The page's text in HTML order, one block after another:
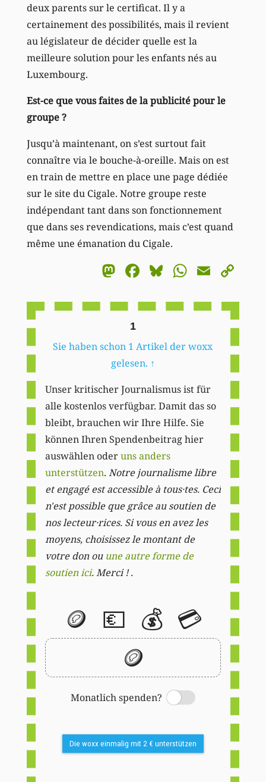
deux parents sur le certificat. Il y a
certainement des possibilités, mais il revient
au législateur de décider quelle est la
meilleure solution pour les enfants nés au
Luxembourg.
Est-ce que vous faites de la publicité pour le
groupe ?
Jusqu’à maintenant, on s’est surtout fait
connaître via le bouche-à-oreille. Mais on est
en train de mettre en place une page dédiée
sur le site du Cigale. Notre groupe reste
indépendant tant dans son fonctionnement
que dans ses revendications, mais c’est quand
même une émanation du Cigale.
Mastodon
Facebook
BlueskyEmail
1
Sie haben schon 1 Artikel der woxx
gelesen. ↑
Unser kritischer Journalismus ist für
alle kostenlos verfügbar. Damit das so
bleibt, brauchen wir Ihre Hilfe. Sie
können Ihren Spendenbeitrag hier
auswählen oderuns anders
unterstützen. Notre journalisme libre
et engagé est accessible à tous·tes. Ceci
n'est possible que grâce au soutien de
nos lecteur·rices. Si vous en avez les
moyens, choisissez le montant de
votre don ou une autre forme de
soutien ici. Merci ! .
🪙 💶 💰 💳
🪙
Monatlich spenden?
Switch
Die woxx einmalig mit 2 € unterstützen